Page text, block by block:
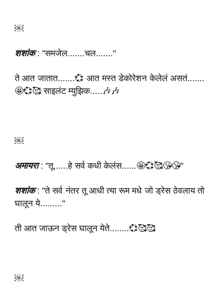
￼
शशांक: "समजेल.......चल......."
ते आत जातात.......💞 आत मस्त डेकोरेशन केलेलं असतं.......
🤩💞🥰 साइलंट म्युझिक.....🎶🎶
￼
अमायरा: "तू......हे सर्व कधी केलंस......🤩💞🥰😘😘"
शशांक: "ते सर्व नंतर तू आधी त्या रूम मधे जो ड्रेस ठेवलाय तो
घालून ये........."
ती आत जाऊन ड्रेस घालून येते........💞🥰🥰
￼